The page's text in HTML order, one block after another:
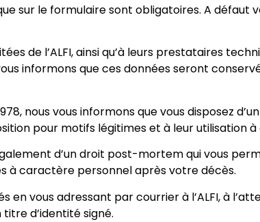
sur le formulaire sont obligatoires. A
de l’ALFI, ainsi qu’à leurs prestataires
informons que ces données seront
nous vous informons que vous disposez
pour motifs légitimes et à leur
d’un droit post-mortem qui vous
à caractère personnel après votre décès.
en vous adressant par courrier à l’ALFI, à
d’identité signé.